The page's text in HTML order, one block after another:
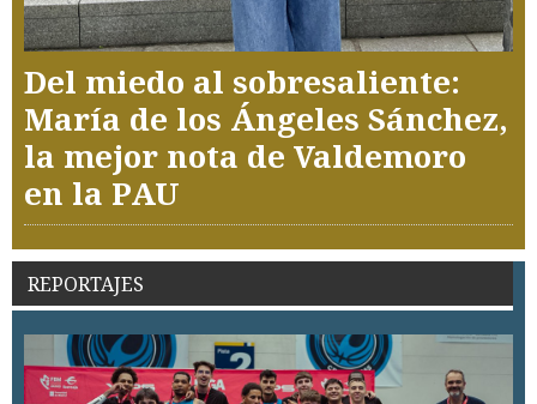
Del miedo al sobresaliente:
María de los Ángeles Sánchez,
la mejor nota de Valdemoro
en la PAU
REPORTAJES